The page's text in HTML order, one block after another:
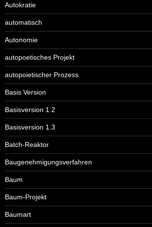
Autokratie
automatisch
Autonomie
autopoetisches Projekt
autopoietischer Prozess
Basis Version
Basisversion 1.2
Basisversion 1.3
Batch-Reaktor
Baugenehmigungsverfahren
Baum
Baum-Projekt
Baumart